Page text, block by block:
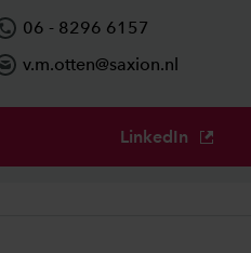
06 - 8296 6157
v.m.otten@saxion.nl
LinkedIn